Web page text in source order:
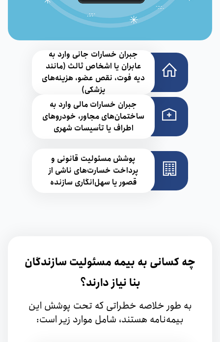
جبران خسارات جانی وارد به
عابران یا اشخاص ثالث (مانند
دیه فوت، نقص عضو، هزینه‌های
پزشکی)
جبران خسارات مالی وارد به
ساختمان‌های مجاور، خودروهای
اطراف یا تأسیسات شهری
پوشش مسئولیت قانونی و
پرداخت خسارت‌های ناشی از
قصور یا سهل‌انگاری سازنده
چه کسانی به بیمه مسئولیت سازندگان
بنا نیاز دارند؟
به طور خلاصه خطراتی که تحت پوشش این
بیمه‌نامه هستند، شامل موارد زیر است: